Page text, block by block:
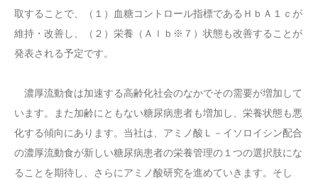
取することで、（１）血糖コントロール指標であるＨｂＡ１ｃが
維持・改善し、（２）栄養（Ａｌｂ※７）状態も改善することが
発表される予定です。
濃厚流動食は加速する高齢化社会のなかでその需要が増加して
います。また加齢にともない糖尿病患者も増加し、栄養状態も悪
化する傾向にあります。当社は、アミノ酸Ｌ－イソロイシン配合
の濃厚流動食が新しい糖尿病患者の栄養管理の１つの選択肢にな
ることを期待し、さらにアミノ酸研究を進めていきます。そし